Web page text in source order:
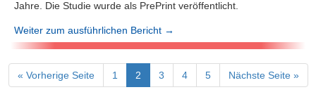
Jahre. Die Studie wurde als PrePrint veröffentlicht.
Weiter zum ausführlichen Bericht →
« Vorherige Seite 1 2 3 4 5 Nächste Seite »